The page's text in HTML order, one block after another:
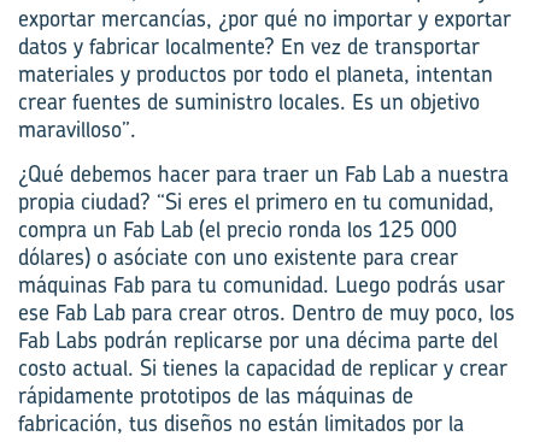
exportar mercancías, ¿por qué no importar y exportar
datos y fabricar localmente? En vez de transportar
materiales y productos por todo el planeta, intentan
crear fuentes de suministro locales. Es un objetivo
maravilloso”.
¿Qué debemos hacer para traer un Fab Lab a nuestra
propia ciudad? “Si eres el primero en tu comunidad,
compra un Fab Lab (el precio ronda los 125 000
dólares) o asóciate con uno existente para crear
máquinas Fab para tu comunidad. Luego podrás usar
ese Fab Lab para crear otros. Dentro de muy poco, los
Fab Labs podrán replicarse por una décima parte del
costo actual. Si tienes la capacidad de replicar y crear
rápidamente prototipos de las máquinas de
fabricación, tus diseños no están limitados por la